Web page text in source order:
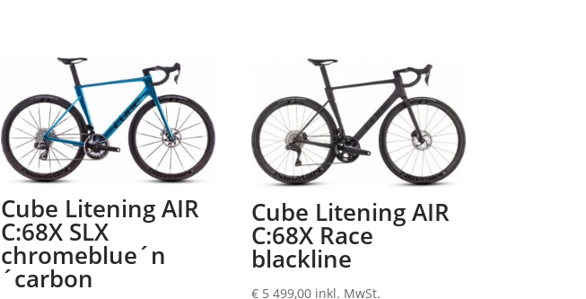
Cube Litening AIR
C:68X SLX
chromeblue´n
´carbon
Cube Litening AIR
C:68X Race
blackline
€ 5 499,00 inkl. MwSt.